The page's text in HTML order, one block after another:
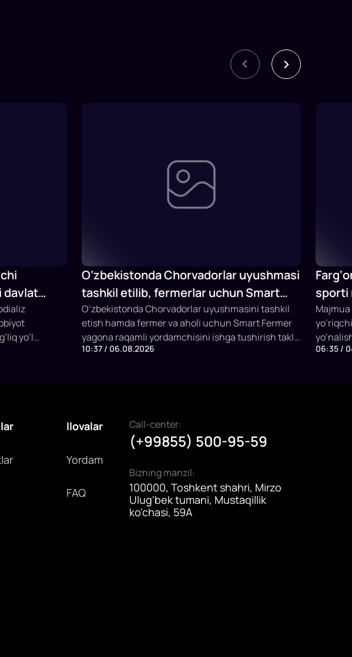
davlat
yo‘l
O‘zbekistonda Chorvadorlar uyushmasi
tashkil etilib, fermerlar uchun Smart
Fermer sun’iy intellektli platformasi
ishga tushiriladi
O‘zbekistonda Chorvadorlar uyushmasini tashkil
etish hamda fermer va aholi uchun Smart Fermer
yagona raqamli yordamchisini ishga tushirish taklif
etildi. Platforma chorva mollarini identifikatsiya
10:37 / 06.08.2026
sporti
Majmua
bir
06:35 /
Ilovalar
Yordam
FAQ
Call-center:
(+99855) 500-95-59
Bizning manzil:
100000, Toshkent shahri, Mirzo
Ulug'bek tumani, Mustaqillik
ko'chasi, 59A